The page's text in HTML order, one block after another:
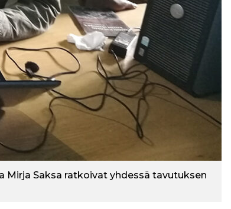
Mirja Saksa ratkoivat yhdessä tavutuksen